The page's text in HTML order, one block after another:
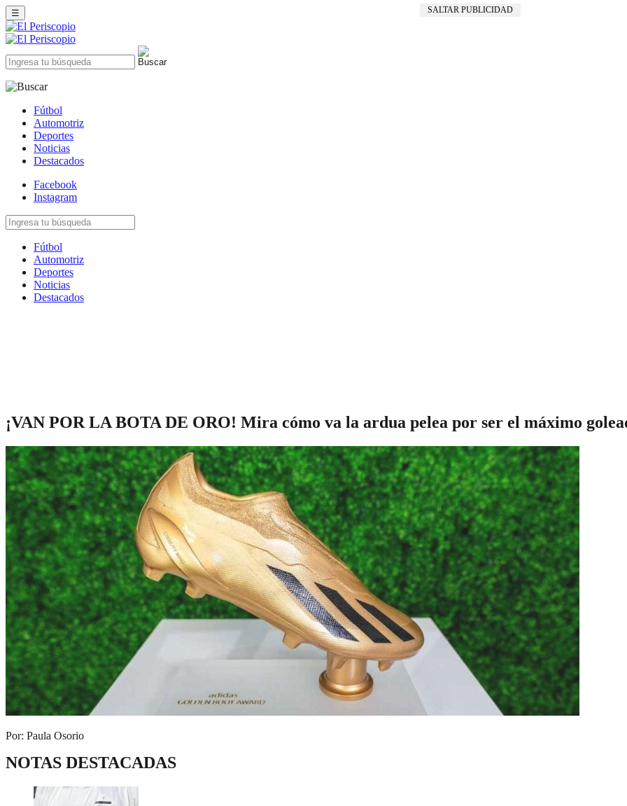
SALTAR PUBLICIDAD
☰
Fútbol
Automotriz
Deportes
Noticias
Destacados
Facebook
Instagram
Fútbol
Automotriz
Deportes
Noticias
Destacados
¡VAN POR LA BOTA DE ORO! Mira cómo va la ardua pelea por ser el máximo
Por: Paula Osorio
NOTAS DESTACADAS